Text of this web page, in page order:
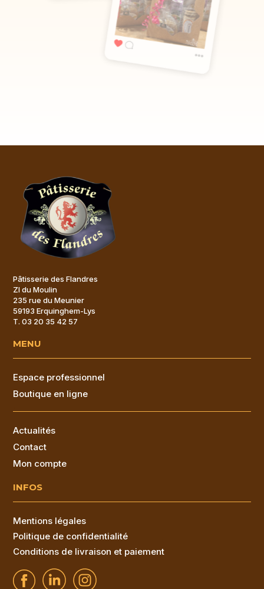
Pâtisserie des Flandres
ZI du Moulin
235 rue du Meunier
59193 Erquinghem-Lys
T. 03 20 35 42 57
MENU
Espace professionnel
Boutique en ligne
Actualités
Contact
Mon compte
INFOS
Mentions légales
Politique de confidentialité
Conditions de livraison et paiement